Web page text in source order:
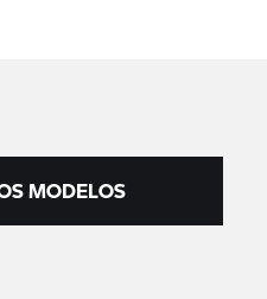
MODELOS